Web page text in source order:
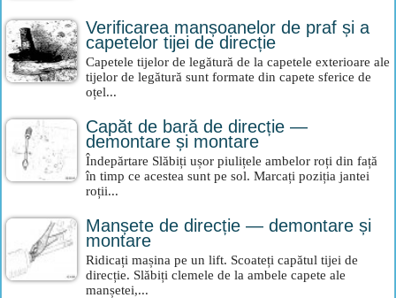
Verificarea manșoanelor de praf și a
capetelor tijei de direcție
Capetele tijelor de legătură de la capetele exterioare ale
tijelor de legătură sunt formate din capete sferice de
oțel...
Capăt de bară de direcție —
demontare și montare
Îndepărtare Slăbiți ușor piulițele ambelor roți din față
în timp ce acestea sunt pe sol. Marcați poziția jantei
roții...
Manșete de direcție — demontare și
montare
Ridicați mașina pe un lift. Scoateți capătul tijei de
direcție. Slăbiți clemele de la ambele capete ale
manșetei,...